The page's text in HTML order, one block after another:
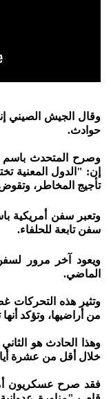
وقال الجيش الصيني
حوادث.
وصرح المتحدث باسم
إن: "الدول المعنية
تأجيج المخاطر،
وتعبر سفن أمريكية
سفن تابعة للحلفاء.
ويعود آخر مرور
الماضي.
وتثير هذه التحركات
من أراضيها، وتؤكد
وهذا الحادث هو
خلال أقل من عشرة